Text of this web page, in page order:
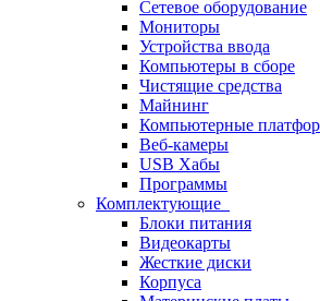
Сетевое оборудование
Мониторы
Устройства ввода
Компьютеры в сборе
Чистящие средства
Майнинг
Компьютерные
Веб-камеры
USB Хабы
Программы
Комплектующие
Блоки питания
Видеокарты
Жесткие диски
Корпуса